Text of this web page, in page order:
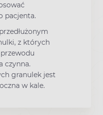
pacjenta.
z których
czynna.
granulek jest
w kale.